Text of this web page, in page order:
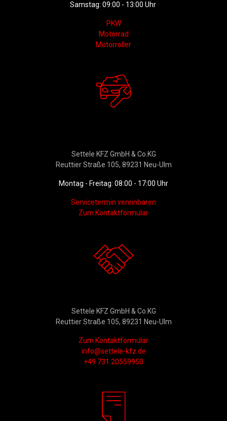
Samstag: 09:00 - 13:00 Uhr
PKW
Motorrad
Motorroller
Settele KFZ GmbH & Co.KG
Reuttier Straße 105, 89231 Neu-Ulm
Montag - Freitag: 08:00 - 17:00 Uhr
Servicetermin vereinbaren
Zum Kontaktformular
Settele KFZ GmbH & Co.KG
Reuttier Straße 105, 89231 Neu-Ulm
Zum Kontaktformular
info@settele-kfz.de
+49 731 20559950